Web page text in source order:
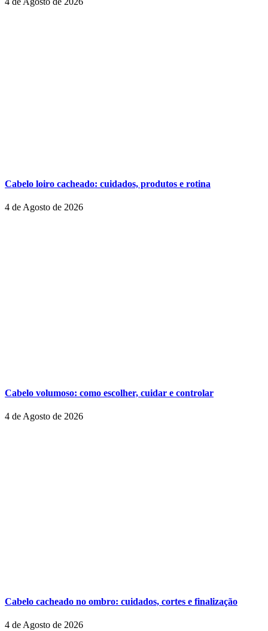
Cabelo loiro cacheado: cuidados, produtos e rotina
4 de Agosto de 2026
Cabelo volumoso: como escolher, cuidar e controlar
4 de Agosto de 2026
Cabelo cacheado no ombro: cuidados, cortes e finalização
4 de Agosto de 2026